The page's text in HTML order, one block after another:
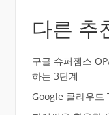
다른 추
구글 슈퍼젬스
하는 3단계
Google 클라우드